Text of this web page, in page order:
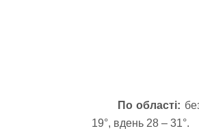
По області:
19°, вдень 28 – 31°.